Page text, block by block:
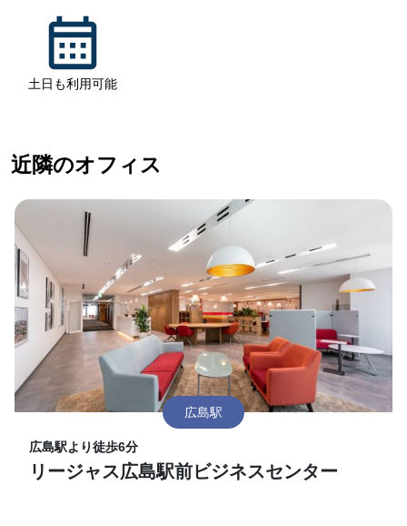
土日も利用可能
近隣のオフィス
広島駅
広島駅より徒歩6分
リージャス広島駅前ビジネスセンター